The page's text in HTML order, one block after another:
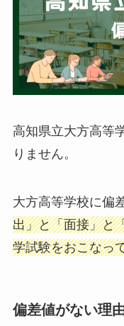
高知県立大方高等
りません。
大方高等学校に偏
出」と「面接」と
学試験をおこなっ
偏差値がない理